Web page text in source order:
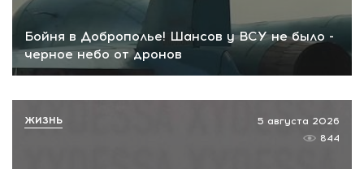
Бойня в Доброполье! Шансов у ВСУ не было -
черное небо от дронов
5 августа 2026
844
ЖИЗНЬ